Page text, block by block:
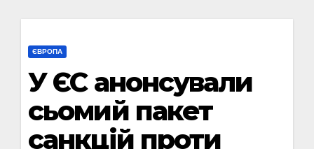
ЄВРОПА
У ЄС анонсували
сьомий пакет
санкцій проти